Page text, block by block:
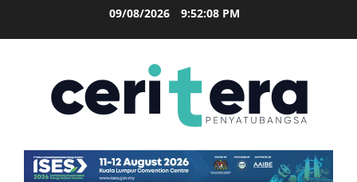
09/08/2026 9:52:08 PM